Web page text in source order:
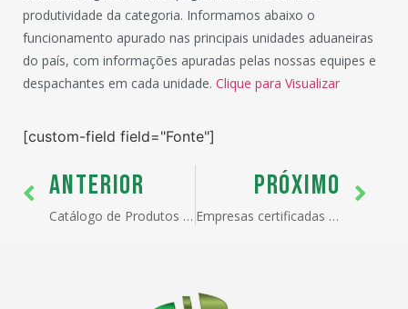
produtividade da categoria. Informamos abaixo o
funcionamento apurado nas principais unidades aduaneiras
do país, com informações apuradas pelas nossas equipes e
despachantes em cada unidade. Clique para Visualizar
[custom-field field="Fonte"]
ANTERIOR
Catálogo de Produtos do Portal Único de Comércio Exterior – Soluções Haidar
PRÓXIMO
Empresas certificadas no OEA-Integrado Secex obtêm redução de cerca de 80% no tempo de concessão do drawback